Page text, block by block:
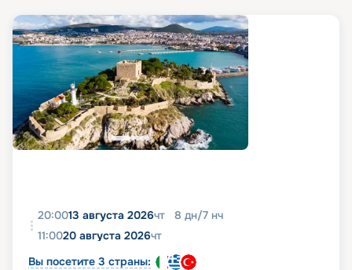
20:0013 августа 2026чт 8 дн/7 нч
11:0020 августа 2026чт
Вы посетите 3 страны: